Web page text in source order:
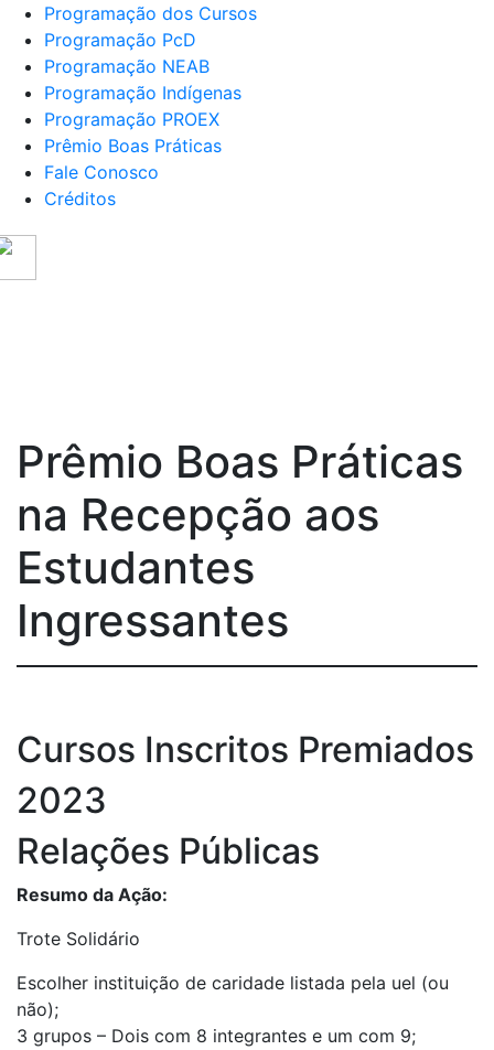
Programação dos Cursos
Programação PcD
Programação NEAB
Programação Indígenas
Programação PROEX
Prêmio Boas Práticas
Fale Conosco
Créditos
Prêmio Boas Práticas
na Recepção aos
Estudantes
Ingressantes
Cursos Inscritos Premiados
2023
Relações Públicas
Resumo da Ação:
Trote Solidário
Escolher instituição de caridade listada pela uel (ou
não);
3 grupos – Dois com 8 integrantes e um com 9;